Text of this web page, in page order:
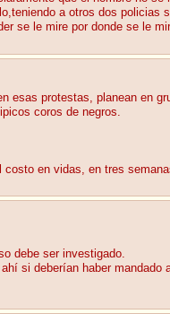
a otros dos
se le mire por donde se le
protestas, planean en
coros de negros.
en vidas, en tres
debe ser investigado.
si deberían haber